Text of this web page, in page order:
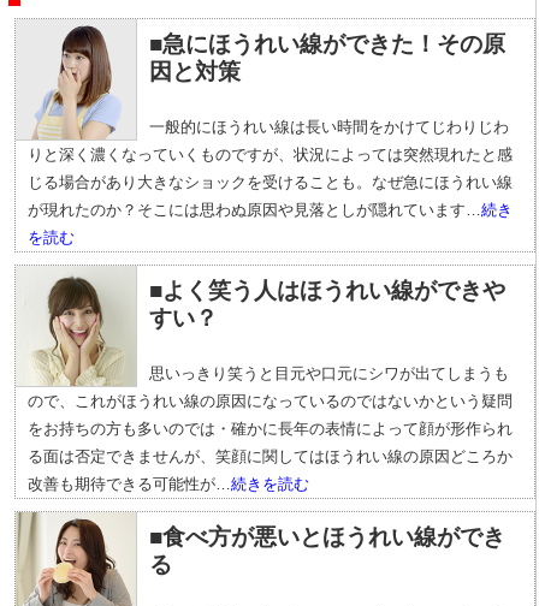
■急にほうれい線ができた！その原
因と対策
一般的にほうれい線は長い時間をかけてじわりじわ
りと深く濃くなっていくものですが、状況によっては突然現れたと感
じる場合があり大きなショックを受けることも。なぜ急にほうれい線
が現れたのか？そこには思わぬ原因や見落としが隠れています…続き
を読む
■よく笑う人はほうれい線ができや
すい？
思いっきり笑うと目元や口元にシワが出てしまうも
ので、これがほうれい線の原因になっているのではないかという疑問
をお持ちの方も多いのでは・確かに長年の表情によって顔が形作られ
る面は否定できませんが、笑顔に関してはほうれい線の原因どころか
改善も期待できる可能性が…続きを読む
■食べ方が悪いとほうれい線ができ
る